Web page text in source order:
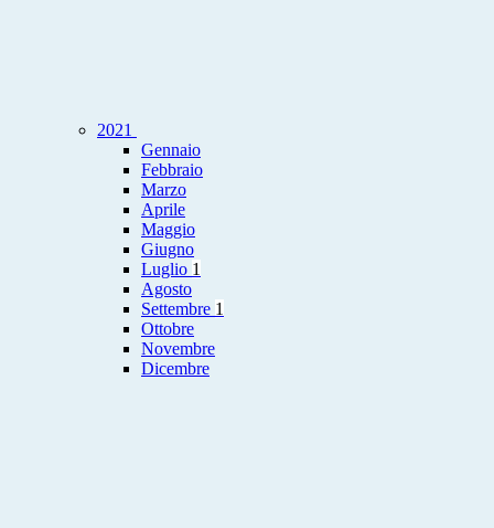
2021
Gennaio
Febbraio
Marzo
Aprile
Maggio
Giugno
Luglio 1
Agosto
Settembre 1
Ottobre
Novembre
Dicembre